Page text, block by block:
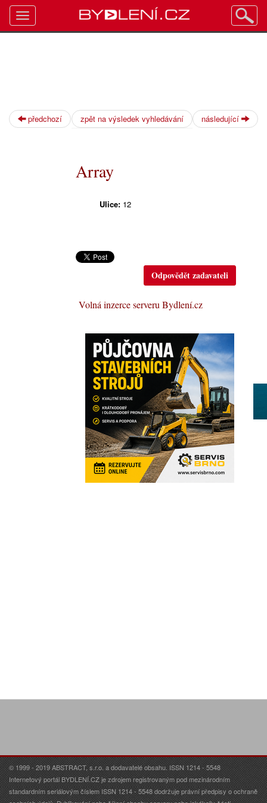
předchozí zpět na výsledek vyhledávání následující
Array
Ulice: 12
Odpovědět zadavateli
Volná inzerce serveru Bydlení.cz
Toggle
navigation
© 1999 - 2019 ABSTRACT, s.r.o. a dodavatelé obsahu. ISSN 1214 - 5548
Internetový portál BYDLENÍ.CZ je zdrojem registrovaným pod mezinárodním
standardním seriálovým číslem ISSN 1214 - 5548 dodržuje právní předpisy o ochraně